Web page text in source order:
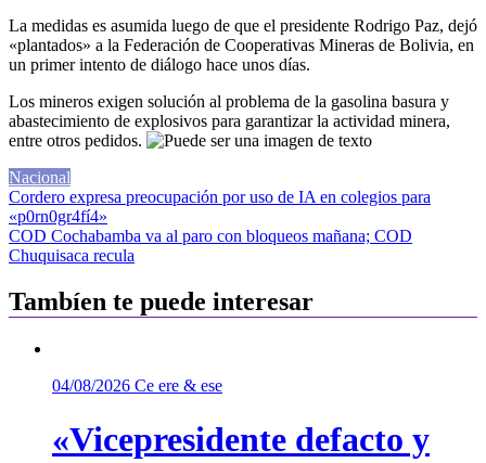
La medidas es asumida luego de que el presidente Rodrigo Paz, dejó
«plantados» a la Federación de Cooperativas Mineras de Bolivia, en
un primer intento de diálogo hace unos días.
Los mineros exigen solución al problema de la gasolina basura y
abastecimiento de explosivos para garantizar la actividad minera,
entre otros pedidos.
Nacional
Navegación
de
entradas
Cordero expresa preocupación por uso de IA en colegios para
«p0rn0gr4fí4»
COD Cochabamba va al paro con bloqueos mañana; COD
Chuquisaca recula
Tambíen te puede interesar
04/08/2026 Ce ere & ese
«Vicepresidente defacto y